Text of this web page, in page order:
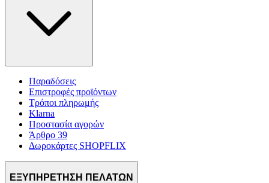
Παραδόσεις
Επιστροφές προϊόντων
Τρόποι πληρωμής
Klarna
Προστασία αγορών
Άρθρο 39
Δωροκάρτες SHOPFLIX
ΕΞΥΠΗΡΕΤΗΣΗ ΠΕΛΑΤΩΝ